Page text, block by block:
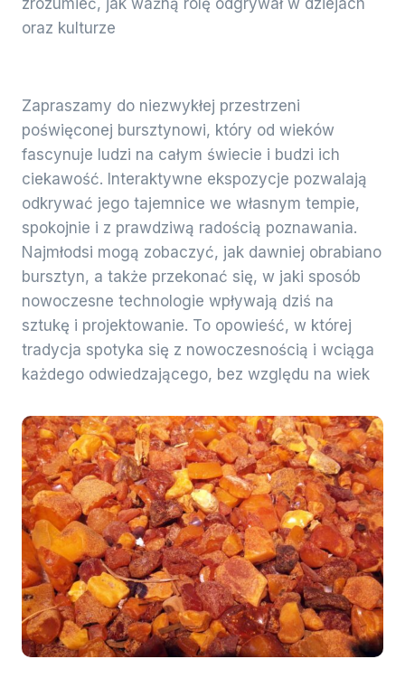
zrozumieć, jak ważną rolę odgrywał w dziejach
oraz kulturze
Zapraszamy do niezwykłej przestrzeni
poświęconej bursztynowi, który od wieków
fascynuje ludzi na całym świecie i budzi ich
ciekawość. Interaktywne ekspozycje pozwalają
odkrywać jego tajemnice we własnym tempie,
spokojnie i z prawdziwą radością poznawania.
Najmłodsi mogą zobaczyć, jak dawniej obrabiano
bursztyn, a także przekonać się, w jaki sposób
nowoczesne technologie wpływają dziś na
sztukę i projektowanie. To opowieść, w której
tradycja spotyka się z nowoczesnością i wciąga
każdego odwiedzającego, bez względu na wiek